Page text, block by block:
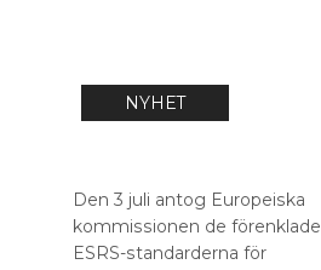
NYHET
Den 3 juli antog Europeiska
kommissionen de förenklade
ESRS-standarderna för